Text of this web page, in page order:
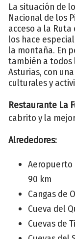
La situación de
Nacional de los
acceso a la
los hace
la montaña. En
también a todos
Asturias, con
culturales y
Restaurante La
cabrito y la
Alrededores:
Aeropuerto
90 km
Cangas de
Cueva del
Cuevas de